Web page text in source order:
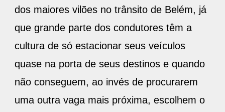
dos maiores vilões no trânsito de Belém, já
que grande parte dos condutores têm a
cultura de só estacionar seus veículos
quase na porta de seus destinos e quando
não conseguem, ao invés de procurarem
uma outra vaga mais próxima, escolhem o